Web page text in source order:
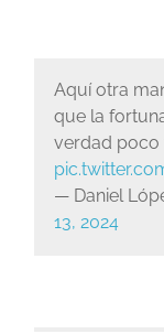
Aquí otra
que la
verdad poco
— Daniel
13, 2024